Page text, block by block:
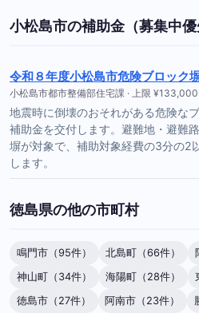
小松島市の補助金（募集中優
令和８年度小松島市危険ブロック
小松島市都市整備部住宅課 · 上限
地震時に倒壊のおそれがある危険な
補助金を交付します。避難地・避難
塀が対象で、補助対象経費の3分の2
します。
徳島県の他の市町村
鳴門市（95件） 北島町（66件）
神山町（34件）
海陽町（28件）
徳島市（27件）
阿南市（23件）